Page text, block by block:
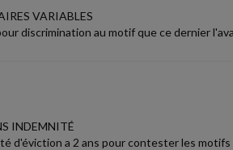
VARIABLES
discrimination au motif que ce dernier
INDEMNITÉ
d'éviction a 2 ans pour contester les